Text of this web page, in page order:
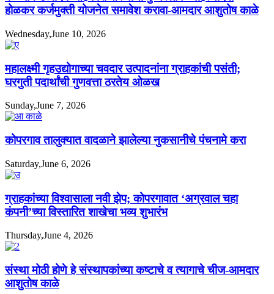
होळकर कर्जमुक्ती योजनेत समावेश करावा-आमदार आशुतोष काळे
Wednesday,June 10, 2026
महालक्ष्मी गृहउद्योगाच्या चवदार उत्पादनांना ग्राहकांची पसंती;
घरगुती पदार्थांची गुणवत्ता ठरतेय ओळख
Sunday,June 7, 2026
कोपरगाव तालुक्यात वादळाने झालेल्या नुकसानीचे पंचनामे करा
Saturday,June 6, 2026
ग्राहकांच्या विश्वासाला नवी झेप; कोपरगावात ‘अग्रवाल चहा
कंपनी’च्या विस्तारित शाखेचा भव्य शुभारंभ
Thursday,June 4, 2026
संस्था मोठी होणे हे संस्थापकांच्या कष्टाचे व त्यागाचे चीज-आमदार
आशुतोष काळे